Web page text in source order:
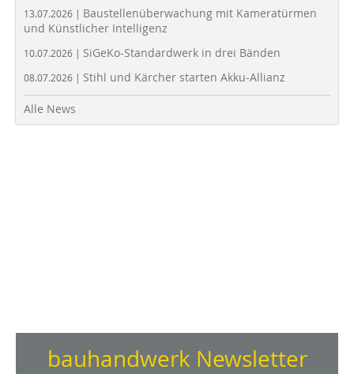
13.07.2026 | Baustellenüberwachung mit Kameratürmen
und Künstlicher Intelligenz
10.07.2026 | SiGeKo-Standardwerk in drei Bänden
08.07.2026 | Stihl und Kärcher starten Akku-Allianz
Alle News
bauhandwerk Newsletter